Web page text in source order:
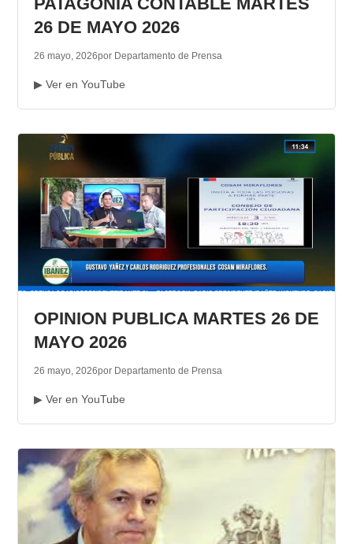
26 DE MAYO 2026
26 mayo, 2026por Departamento de Prensa
▶ Ver en YouTube
OPINION PUBLICA MARTES 26 DE
MAYO 2026
26 mayo, 2026por Departamento de Prensa
▶ Ver en YouTube